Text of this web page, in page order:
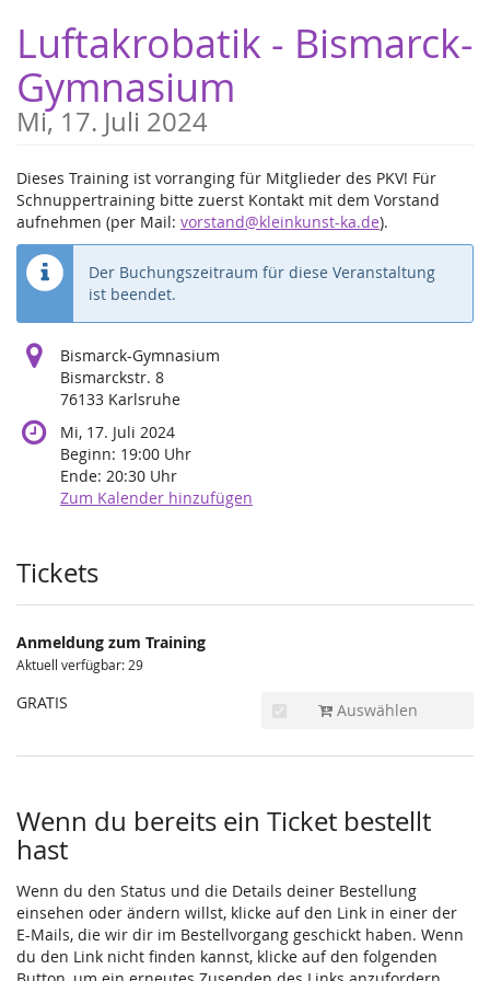
Haupt-
Inhalt
springen
Luftakrobatik - Bismarck-
Gymnasium
Mi, 17. Juli 2024
Dieses Training ist vorranging für Mitglieder des PKV! Für
Schnuppertraining bitte zuerst Kontakt mit dem Vorstand
aufnehmen (per Mail: vorstand@kleinkunst-ka.de).
Der Buchungszeitraum für diese Veranstaltung
ist beendet.
Bismarck-Gymnasium
Bismarckstr. 8
76133 Karlsruhe
Mi, 17. Juli 2024
Beginn: 19:00 Uhr
Ende: 20:30 Uhr
Zum Kalender hinzufügen
Produkte
Tickets
Anmeldung zum Training
Aktuell verfügbar: 29
GRATIS Auswählen
Wenn du bereits ein Ticket bestellt
hast
Wenn du den Status und die Details deiner Bestellung
einsehen oder ändern willst, klicke auf den Link in einer der
E-Mails, die wir dir im Bestellvorgang geschickt haben. Wenn
du den Link nicht finden kannst, klicke auf den folgenden